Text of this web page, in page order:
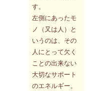
す。
左側にあったモ
ノ（又は人）と
いうのは、その
人にとって欠く
ことの出来ない
大切なサポート
のエネルギー。